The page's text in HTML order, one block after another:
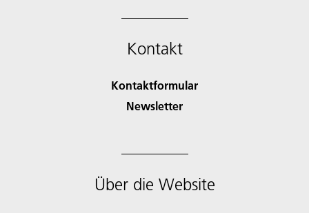
Kontakt
Kontaktformular
Newsletter
Über die Website